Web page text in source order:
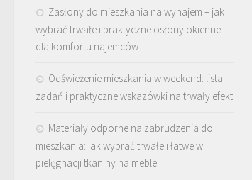
Zasłony do mieszkania na wynajem – jak
wybrać trwałe i praktyczne osłony okienne
dla komfortu najemców
Odświeżenie mieszkania w weekend: lista
zadań i praktyczne wskazówki na trwały efekt
Materiały odporne na zabrudzenia do
mieszkania: jak wybrać trwałe i łatwe w
pielęgnacji tkaniny na meble